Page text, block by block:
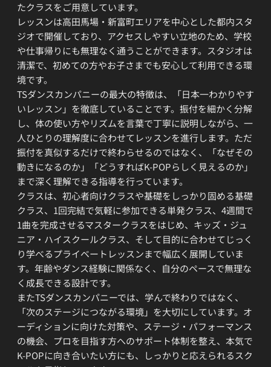
たクラスをご用意しています。
レッスンは高田馬場・新富町エリアを中心とした都内スタ
ジオで開催しており、アクセスしやすい立地のため、学校
や仕事帰りにも無理なく通うことができます。スタジオは
清潔で、初めての方やお子さまでも安心して利用できる環
境です。
TSダンスカンパニーの最大の特徴は、「日本一わかりやす
いレッスン」を徹底していることです。振付を細かく分解
し、体の使い方やリズムを言葉で丁寧に説明しながら、一
人ひとりの理解度に合わせてレッスンを進行します。ただ
振付を真似するだけで終わらせるのではなく、「なぜその
動きになるのか」「どうすればK-POPらしく見えるのか」
まで深く理解できる指導を行っています。
クラスは、初心者向けクラスや基礎をしっかり固める基礎
クラス、1回完結で気軽に参加できる単発クラス、4週間で
1曲を完成させるマスタークラスをはじめ、キッズ・ジュ
ニア・ハイスクールクラス、そして目的に合わせてじっく
り学べるプライベートレッスンまで幅広く展開していま
す。年齢やダンス経験に関係なく、自分のペースで無理な
く成長できる設計です。
またTSダンスカンパニーでは、学んで終わりではなく、
「次のステージにつながる環境」を大切にしています。オ
ーディションに向けた対策や、ステージ・パフォーマンス
の機会、プロを目指す方へのサポート体制を整え、本気で
K-POPに向き合いたい方にも、しっかりと応えられるスク